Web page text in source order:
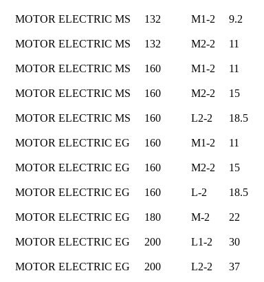
MOTOR ELECTRIC MS 132 M1-2 9.2
MOTOR ELECTRIC MS 132 M2-2 11
MOTOR ELECTRIC MS 160 M1-2 11
MOTOR ELECTRIC MS 160 M2-2 15
MOTOR ELECTRIC MS 160 L2-2 18.5
MOTOR ELECTRIC EG 160 M1-2 11
MOTOR ELECTRIC EG 160 M2-2 15
MOTOR ELECTRIC EG 160 L-2 18.5
MOTOR ELECTRIC EG 180 M-2 22
MOTOR ELECTRIC EG 200 L1-2 30
MOTOR ELECTRIC EG 200 L2-2 37